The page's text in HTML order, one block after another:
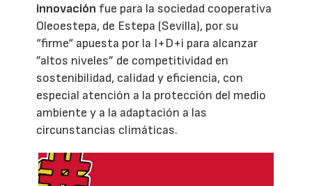
innovación fue para la sociedad cooperativa
Oleoestepa, de Estepa (Sevilla), por su
“firme“ apuesta por la I+D+i para alcanzar
”altos niveles” de competitividad en
sostenibilidad, calidad y eficiencia, con
especial atención a la protección del medio
ambiente y a la adaptación a las
circunstancias climáticas.